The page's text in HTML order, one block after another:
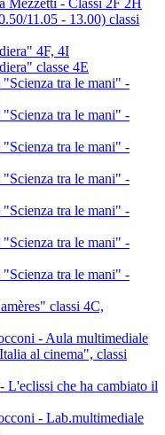
Mezzetti - Classi 2F 2H
11.05 - 13.00) classi
4F, 4I
classe 4E
tra le mani" -
tra le mani" -
tra le mani" -
tra le mani" -
tra le mani" -
tra le mani" -
tra le mani" -
classi 4C,
- Aula multimediale
al cinema", classi
L'eclissi che ha cambiato il
- Lab.multimediale